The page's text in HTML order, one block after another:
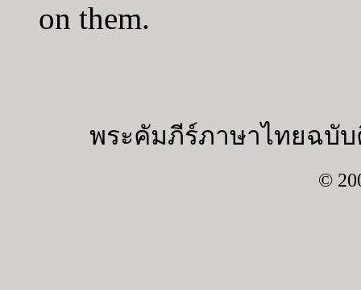
on them.
พระคัมภีร์ภาษาไทยฉบับ
©